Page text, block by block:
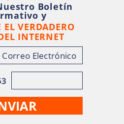
Boletín
y
EL VERDADERO
INTERNET